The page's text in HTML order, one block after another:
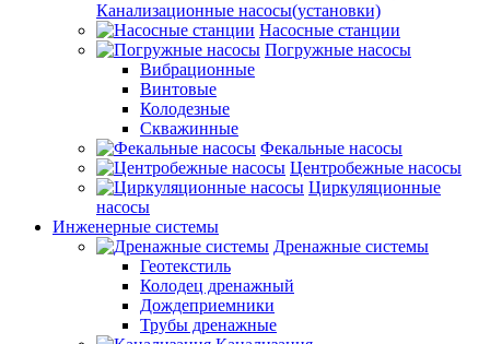
Канализационные насосы(установки)
Насосные станции
Погружные насосы
Вибрационные
Винтовые
Колодезные
Скважинные
Фекальные насосы
Центробежные насосы
Циркуляционные
насосы
Инженерные системы
Дренажные системы
Геотекстиль
Колодец дренажный
Дождеприемники
Трубы дренажные